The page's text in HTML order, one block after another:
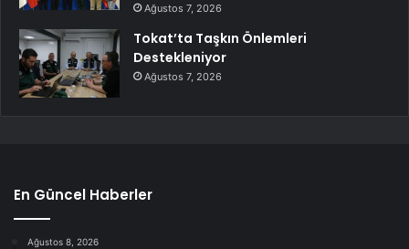
Ağustos 7, 2026
Tokat’ta Taşkın Önlemleri
Destekleniyor
Ağustos 7, 2026
En Güncel Haberler
Ağustos 8, 2026